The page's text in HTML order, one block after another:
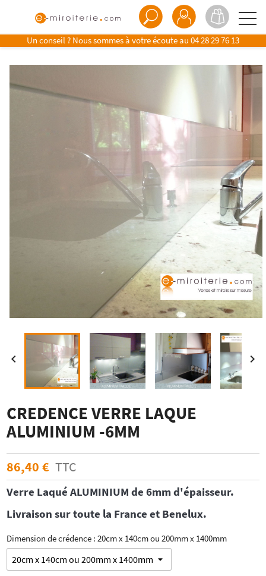
Un conseil ? Nous sommes à votre écoute au 04 28 29 76 13
 
CREDENCE VERRE LAQUE
ALUMINIUM -6MM
86,40 € TTC
Verre Laqué ALUMINIUM de 6mm d'épaisseur.
Livraison sur toute la France et Benelux.
Dimension de crédence : 20cm x 140cm ou 200mm x 1400mm